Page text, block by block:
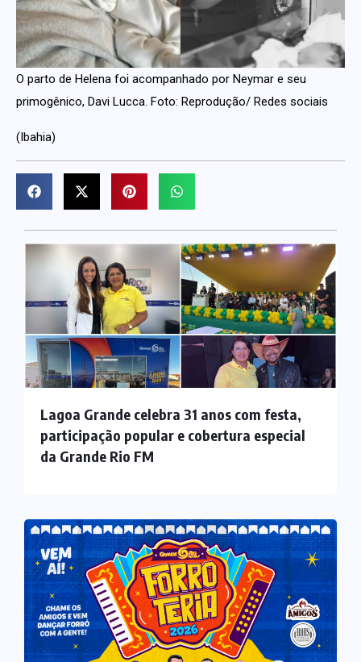
O parto de Helena foi acompanhado por Neymar e seu
primogênico, Davi Lucca. Foto: Reprodução/ Redes sociais
(Ibahia)
Lagoa Grande celebra 31 anos com festa,
participação popular e cobertura especial
da Grande Rio FM